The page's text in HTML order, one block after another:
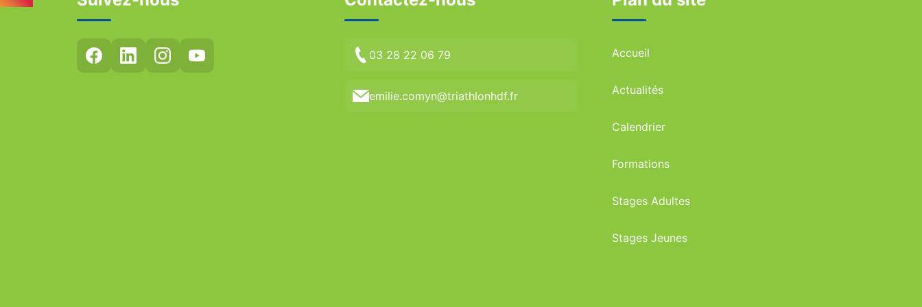
03 28 22 06 79
emilie.comyn@triathlonhdf.fr
Accueil
Actualités
Calendrier
Formations
Stages Adultes
Stages Jeunes